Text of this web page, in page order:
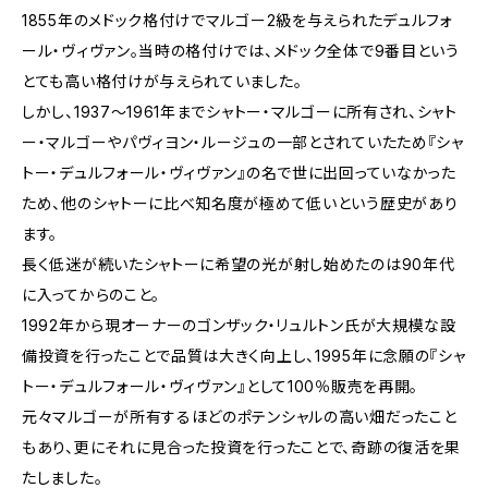
1855年のメドック格付けでマルゴー2級を与えられたデュルフォ
ール・ヴィヴァン。当時の格付けでは、メドック全体で9番目という
とても高い格付けが与えられていました。
しかし、1937～1961年までシャトー・マルゴーに所有され、シャト
ー・マルゴーやパヴィヨン・ルージュの一部とされていたため『シャ
トー・デュルフォール・ヴィヴァン』の名で世に出回っていなかった
ため、他のシャトーに比べ知名度が極めて低いという歴史があり
ます。
長く低迷が続いたシャトーに希望の光が射し始めたのは90年代
に入ってからのこと。
1992年から現オーナーのゴンザック・リュルトン氏が大規模な設
備投資を行ったことで品質は大きく向上し、1995年に念願の『シャ
トー・デュルフォール・ヴィヴァン』として100％販売を再開。
元々マルゴーが所有するほどのポテンシャルの高い畑だったこと
もあり、更にそれに見合った投資を行ったことで、奇跡の復活を果
たしました。